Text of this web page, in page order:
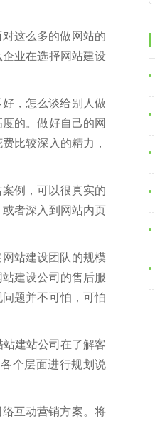
这么多的做网站的
业在选择网站建设
，怎么谈给别人做
的。做好自己的网
比较深入的精力，
例，可以很真实的
者深入到网站内页
站建设团队的规模
建设公司的售后服
题并不可怕，可怕
建站公司在了解客
个层面进行规划说
互动营销方案。将